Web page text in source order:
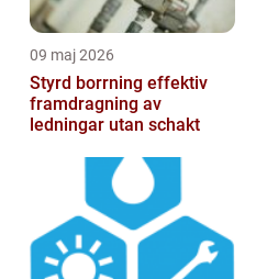
09 maj 2026
Styrd borrning effektiv
framdragning av
ledningar utan schakt